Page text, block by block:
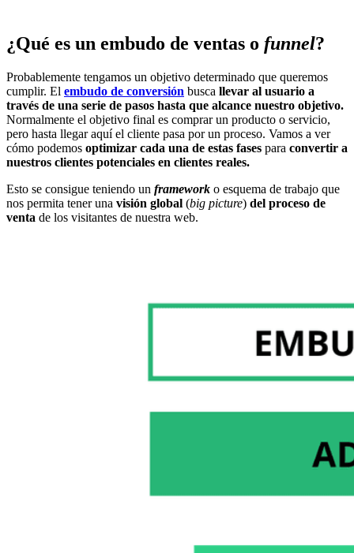
¿Qué es un embudo de ventas o funnel?
Probablemente tengamos un objetivo determinado que queremos
cumplir. El embudo de conversión busca llevar al usuario a
través de una serie de pasos hasta que alcance nuestro objetivo.
Normalmente el objetivo final es comprar un producto o servicio,
pero hasta llegar aquí el cliente pasa por un proceso. Vamos a ver
cómo podemos optimizar cada una de estas fases para convertir a
nuestros clientes potenciales en clientes reales.
Esto se consigue teniendo un framework o esquema de trabajo que
nos permita tener una visión global (big picture) del proceso de
venta de los visitantes de nuestra web.